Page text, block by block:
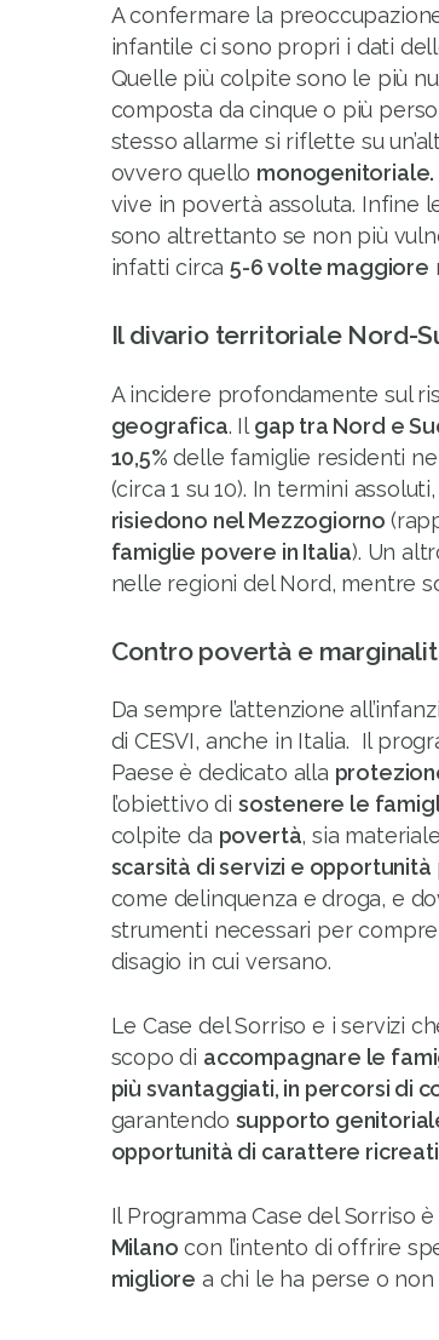
A confermare la
infantile ci sono propri i dati
Quelle più colpite sono le più
composta da cinque o più
stesso allarme si riflette su
ovvero quello monogenitoriale.
vive in povertà assoluta. Infine
sono altrettanto se non più
infatti circa5-6 volte maggiore
Il divario territoriale Nord-
A incidere profondamente sul
geografica. Il gap tra Nord e
10,5% delle famiglie residenti
(circa 1 su 10). In termini assoluti,
risiedono nel Mezzogiorno
famiglie povere in Italia). Un
nelle regioni del Nord, mentre
Contro povertà e
Da sempre l’attenzione
di CESVI, anche in Italia. Il
Paese è dedicato alla
l’obiettivo di sostenere le
colpite da povertà, sia
scarsità di servizi e opportunità
come delinquenza e droga, e
strumenti necessari per
disagio in cui versano.
Le Case del Sorriso e i servizi
scopo di accompagnare le
più svantaggiati, in percorsi di
garantendo supporto
opportunità di carattere
Il Programma Case del Sorriso
Milano con l’intento di offrire
migliore a chi le ha perse o non